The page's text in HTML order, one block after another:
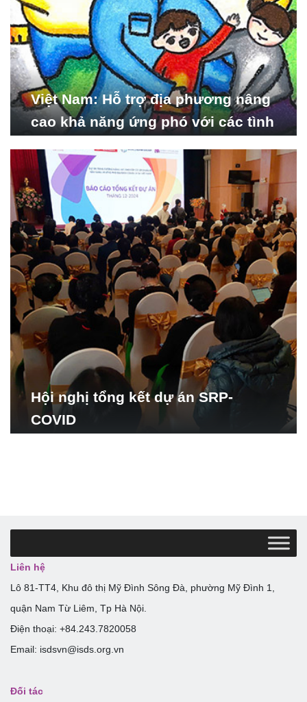
Việt Nam: Hỗ trợ địa phương nâng
cao khả năng ứng phó với các tình
Hội nghị tổng kết dự án SRP-
COVID
Liên hệ
Lô 81-TT4, Khu đô thị Mỹ Đình Sông Đà, phường Mỹ Đình 1,
quận Nam Từ Liêm, Tp Hà Nội.
Điện thoại: +84.243.7820058
Email: isdsvn@isds.org.vn
Đối tác